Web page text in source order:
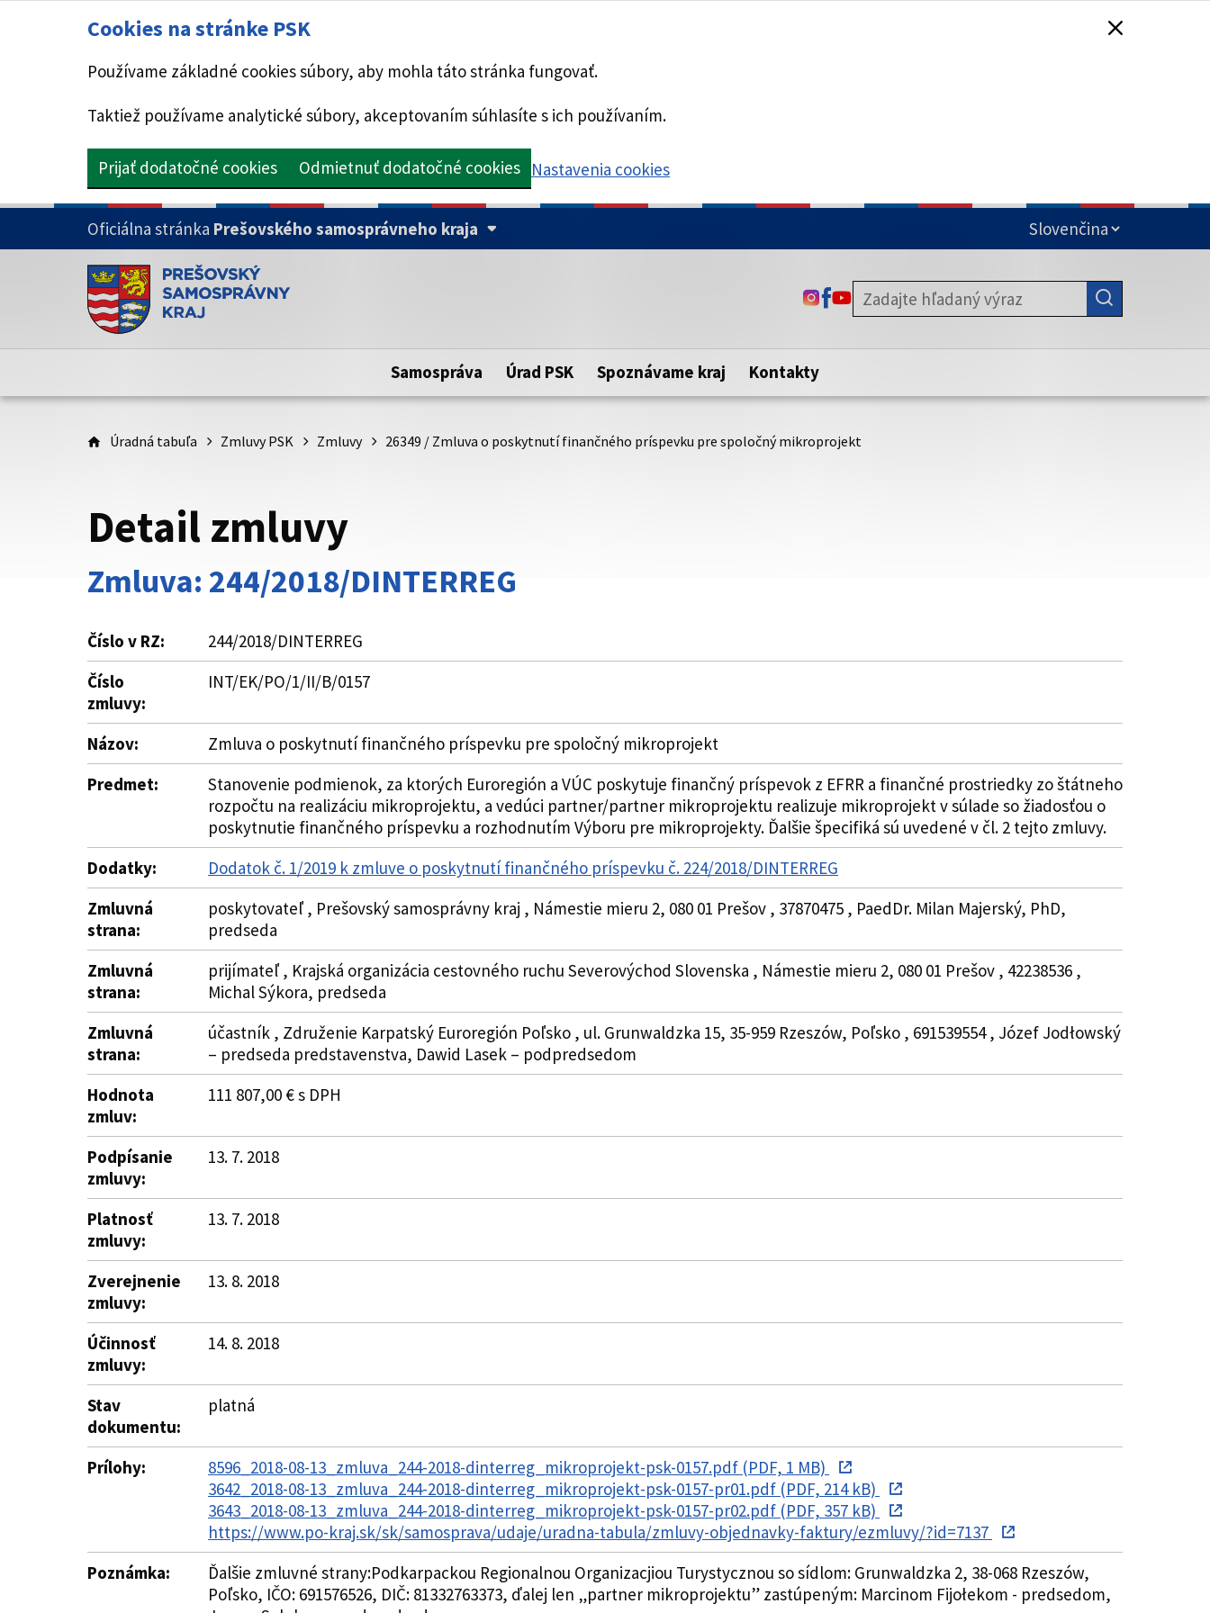
Cookies na stránke PSK
Používame základné cookies súbory, aby mohla táto stránka fungovať.
Taktiež používame analytické súbory, akceptovaním súhlasíte s ich používaním.
Prijať dodatočné cookies Odmietnuť dodatočné cookies Nastavenia cookies
PRESKOČIŤ NA HLAVNÝ OBSAH
Oficiálna stránka Prešovského samosprávneho kraja
Doména psk.sk je oficiálna
Toto je oficiálna webová stránka Prešovského samosprávneho kraja.
Táto stránka je zabezpečená
zabezpečenú webovú stránku. Zabezpečená stránka vždy začína
https:// pred názvom domény webového sídla.
ODKAZ SA OTVORÍ NA NOVEJ KARTE
ODKAZ SA OTVORÍ NA NOVEJ KARTE
ODKAZ SA OTVORÍ NA NOVEJ KARTE
Samospráva Úrad PSK Spoznávame kraj Kontakty
Úradná tabuľa Zmluvy PSK Zmluvy 26349 / Zmluva o poskytnutí finančného príspevku pre spoločný mikroprojekt
Detail zmluvy
Zmluva: 244/2018/DINTERREG
Číslo v RZ:
244/2018/DINTERREG
Číslo
zmluvy:
INT/EK/PO/1/II/B/0157
Názov:
Zmluva o poskytnutí finančného príspevku pre spoločný mikroprojekt
Predmet:
Stanovenie podmienok, za ktorých Euroregión a VÚC poskytuje finančný príspevok z EFRR a finančné prostriedky zo štátneho
rozpočtu na realizáciu mikroprojektu, a vedúci partner/partner mikroprojektu realizuje mikroprojekt v súlade so žiadosťou o
poskytnutie finančného príspevku a rozhodnutím Výboru pre mikroprojekty. Ďalšie špecifiká sú uvedené v čl. 2 tejto zmluvy.
Dodatky:
Dodatok č. 1/2019 k zmluve o poskytnutí finančného príspevku č. 224/2018/DINTERREG
Zmluvná
strana:
poskytovateľ , Prešovský samosprávny kraj , Námestie mieru 2, 080 01 Prešov , 37870475 , PaedDr. Milan Majerský, PhD,
predseda
Zmluvná
strana:
prijímateľ , Krajská organizácia cestovného ruchu Severovýchod Slovenska , Námestie mieru 2, 080 01 Prešov , 42238536 ,
Michal Sýkora, predseda
Zmluvná
strana:
účastník , Združenie Karpatský Euroregión Poľsko , ul. Grunwaldzka 15, 35-959 Rzeszów, Poľsko , 691539554 , Józef Jodłowský
– predseda predstavenstva, Dawid Lasek – podpredsedom
Hodnota
zmluv:
111 807,00 € s DPH
Podpísanie
zmluvy:
13. 7. 2018
Platnosť
zmluvy:
13. 7. 2018
Zverejnenie
zmluvy:
13. 8. 2018
Účinnosť
zmluvy:
14. 8. 2018
Stav
dokumentu:
platná
Prílohy:
8596_2018-08-13_zmluva_244-2018-dinterreg_mikroprojekt-psk-0157.pdf (PDF, 1 MB)
3642_2018-08-13_zmluva_244-2018-dinterreg_mikroprojekt-psk-0157-pr01.pdf (PDF, 214 kB)
3643_2018-08-13_zmluva_244-2018-dinterreg_mikroprojekt-psk-0157-pr02.pdf (PDF, 357 kB)
https://www.po-kraj.sk/sk/samosprava/udaje/uradna-tabula/zmluvy-objednavky-faktury/ezmluvy/?id=7137
Poznámka:
Ďalšie zmluvné strany:Podkarpackou Regionalnou Organizacjiou Turystycznou so sídlom: Grunwaldzka 2, 38-068 Rzeszów,
Poľsko, IČO: 691576526, DIČ: 81332763373, ďalej len „partner mikroprojektu” zastúpeným: Marcinom Fijołekom - predsedom,